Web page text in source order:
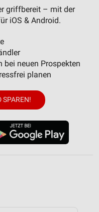
griffbereit – mit der
iOS & Android.
bei neuen Prospekten
planen
SPAREN!